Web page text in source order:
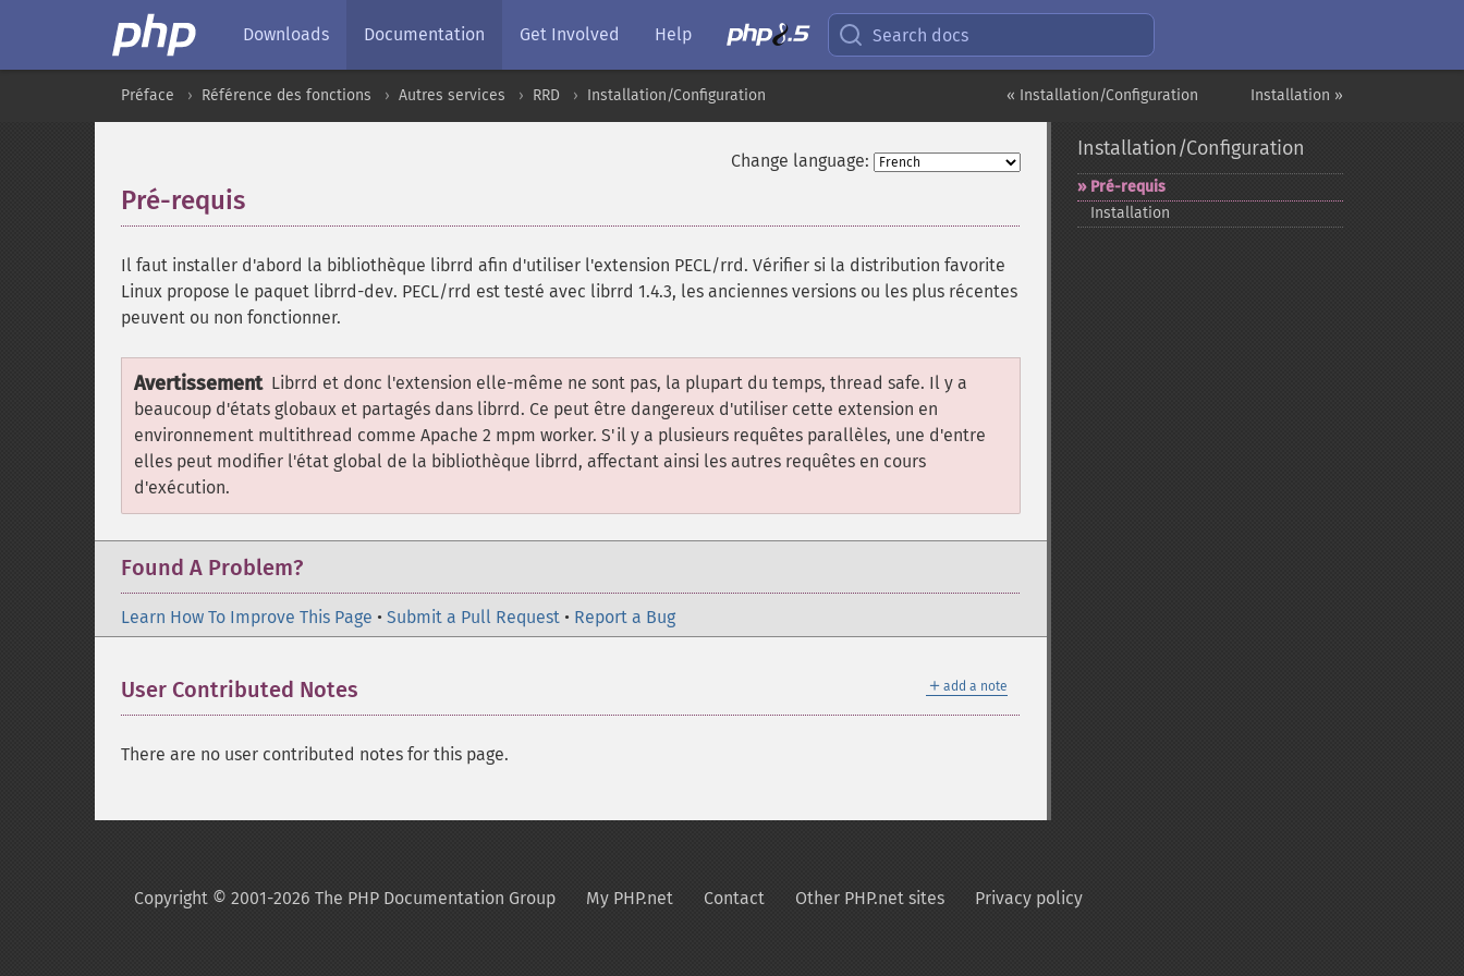
Downloads Documentation Get Involved Help Search docs
Installation »
« Installation/Configuration
Préface Référence des fonctions Autres services RRD Installation/Configuration
Change language:
Pré-requis
Il faut installer d'abord la bibliothèque librrd afin d'utiliser l'extension PECL/rrd. Vérifier si la distribution favorite
Linux propose le paquet librrd-dev. PECL/rrd est testé avec librrd 1.4.3, les anciennes versions ou les plus récentes
peuvent ou non fonctionner.
Avertissement Librrd et donc l'extension elle-même ne sont pas, la plupart du temps, thread safe. Il y a
beaucoup d'états globaux et partagés dans librrd. Ce peut être dangereux d'utiliser cette extension en
environnement multithread comme Apache 2 mpm worker. S'il y a plusieurs requêtes parallèles, une d'entre
elles peut modifier l'état global de la bibliothèque librrd, affectant ainsi les autres requêtes en cours
d'exécution.
Found A Problem?
Learn How To Improve This Page • Submit a Pull Request • Report a Bug
＋ add a note
User Contributed Notes
There are no user contributed notes for this page.
Installation/Configuration
Pré-​requis
Installation
Copyright © 2001-2026 The PHP Documentation Group My PHP.net Contact Other PHP.net sites Privacy policy